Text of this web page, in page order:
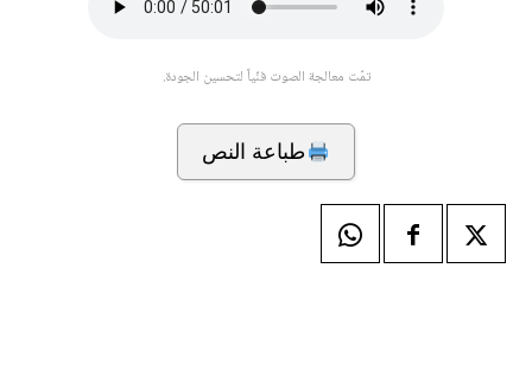
تمّت معالجة الصوت فنّياً لتحسين الجودة.
طباعة النص